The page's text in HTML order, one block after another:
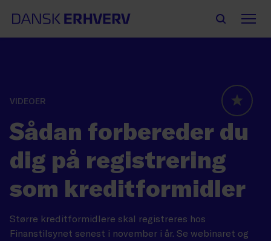
VIDEOER
Sådan forbereder du
dig på registrering
som kreditformidler
Større kreditformidlere skal registreres hos
Finanstilsynet senest i november i år. Se webinaret og